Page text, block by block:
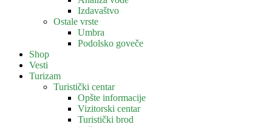
Izdavaštvo
Ostale vrste
Umbra
Podolsko goveče
Shop
Vesti
Turizam
Turistički centar
Opšte informacije
Vizitorski centar
Turistički brod